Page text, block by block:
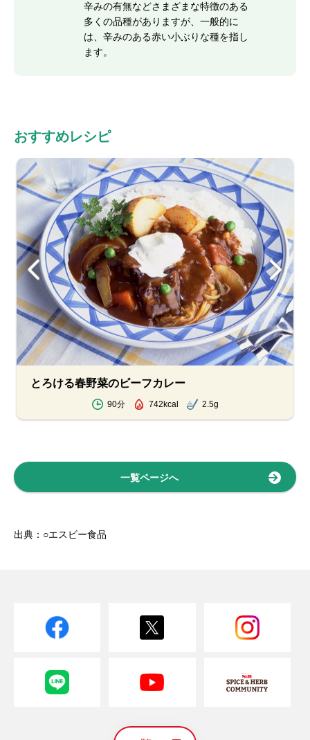
辛みの有無などさまざまな特徴のある
多くの品種がありますが、一般的に
は、辛みのある赤い小ぶりな種を指し
ます。
おすすめレシピ
とろける春野菜のビーフカレー
90分 742kcal 2.5g
一覧ページへ
出典：○エスビー食品